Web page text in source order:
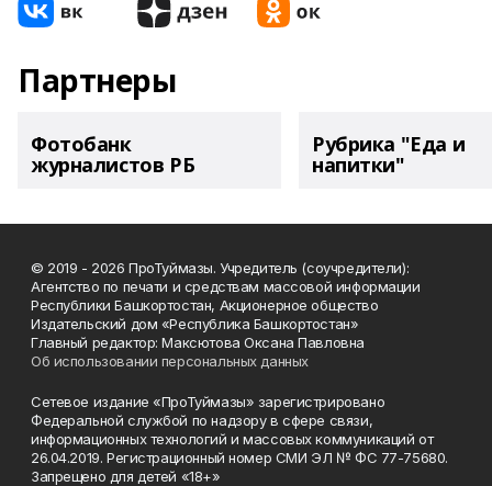
Партнеры
Фотобанк
журналистов РБ
Рубрика "Еда и
напитки"
© 2019 - 2026 ПроТуймазы. Учредитель (соучредители):
Агентство по печати и средствам массовой информации
Республики Башкортостан, Акционерное общество
Издательский дом «Республика Башкортостан»
Главный редактор: Максютова Оксана Павловна
Об использовании персональных данных
Сетевое издание «ПроТуймазы» зарегистрировано
Федеральной службой по надзору в сфере связи,
информационных технологий и массовых коммуникаций от
26.04.2019. Регистрационный номер СМИ ЭЛ № ФС 77-75680.
Запрещено для детей «18+»